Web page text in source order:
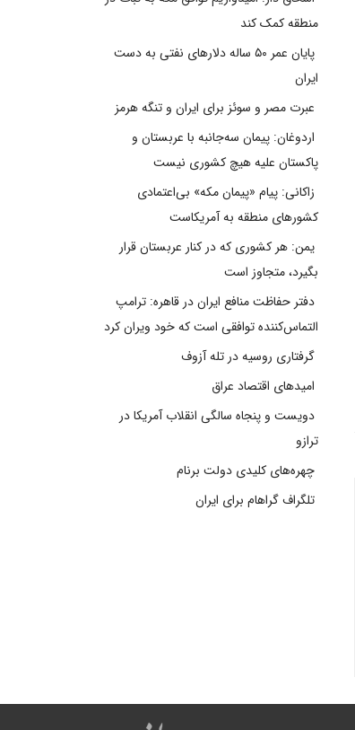
منطقه کمک کند
پایان عمر ۵۰ ساله دلارهای نفتی به دست
ایران
عبرت مصر و سوئز برای ایران و تنگه هرمز
اردوغان: پیمان سه‌جانبه با عربستان و
پاکستان علیه هیچ کشوری نیست
زاکانی: پیام «پیمان مکه» بی‌اعتمادی
کشورهای منطقه به آمریکاست
یمن: هر کشوری که در کنار عربستان قرار
بگیرد، متجاوز است
دفتر حفاظت منافع ایران در قاهره: ترامپ
التماس‌کننده توافقی است که خود ویران کرد
گرفتاری روسیه در تله آزوف
امیدهای اقتصاد عراق
دویست و پنجاه سالگی انقلاب آمریکا در
ترازو
چهره‌های کلیدی دولت برنام
تلگراف گراهام برای ایران